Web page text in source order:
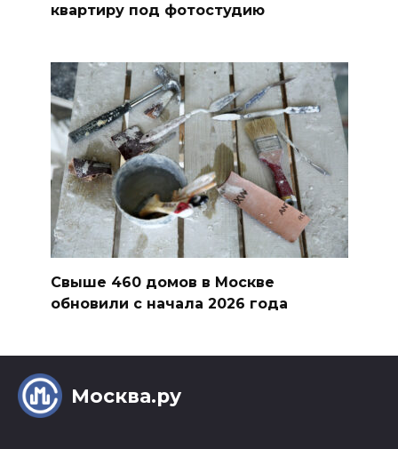
квартиру под фотостудию
Свыше 460 домов в Москве
обновили с начала 2026 года
Москва.ру